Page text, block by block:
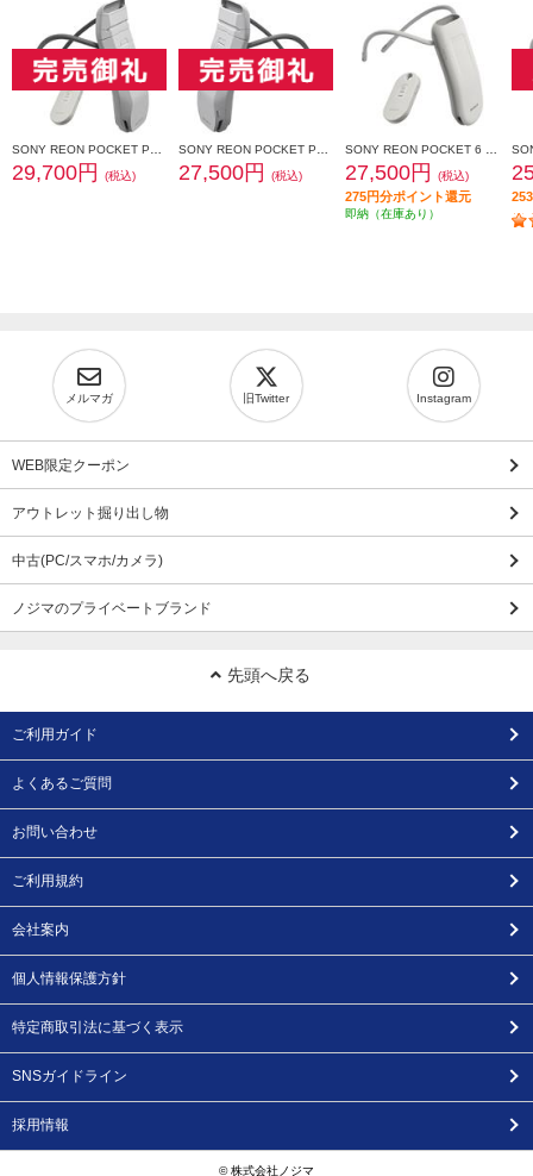
29,700円 (税込) 27,500円 (税込) 27,500円 (税込)
275円分ポイント還元
即納（在庫あり）
メルマガ 旧Twitter Instagram
WEB限定クーポン
アウトレット掘り出し物
中古(PC/スマホ/カメラ)
ノジマのプライベートブランド
先頭へ戻る
ご利用ガイド
よくあるご質問
お問い合わせ
ご利用規約
会社案内
個人情報保護方針
特定商取引法に基づく表示
SNSガイドライン
採用情報
© 株式会社ノジマ